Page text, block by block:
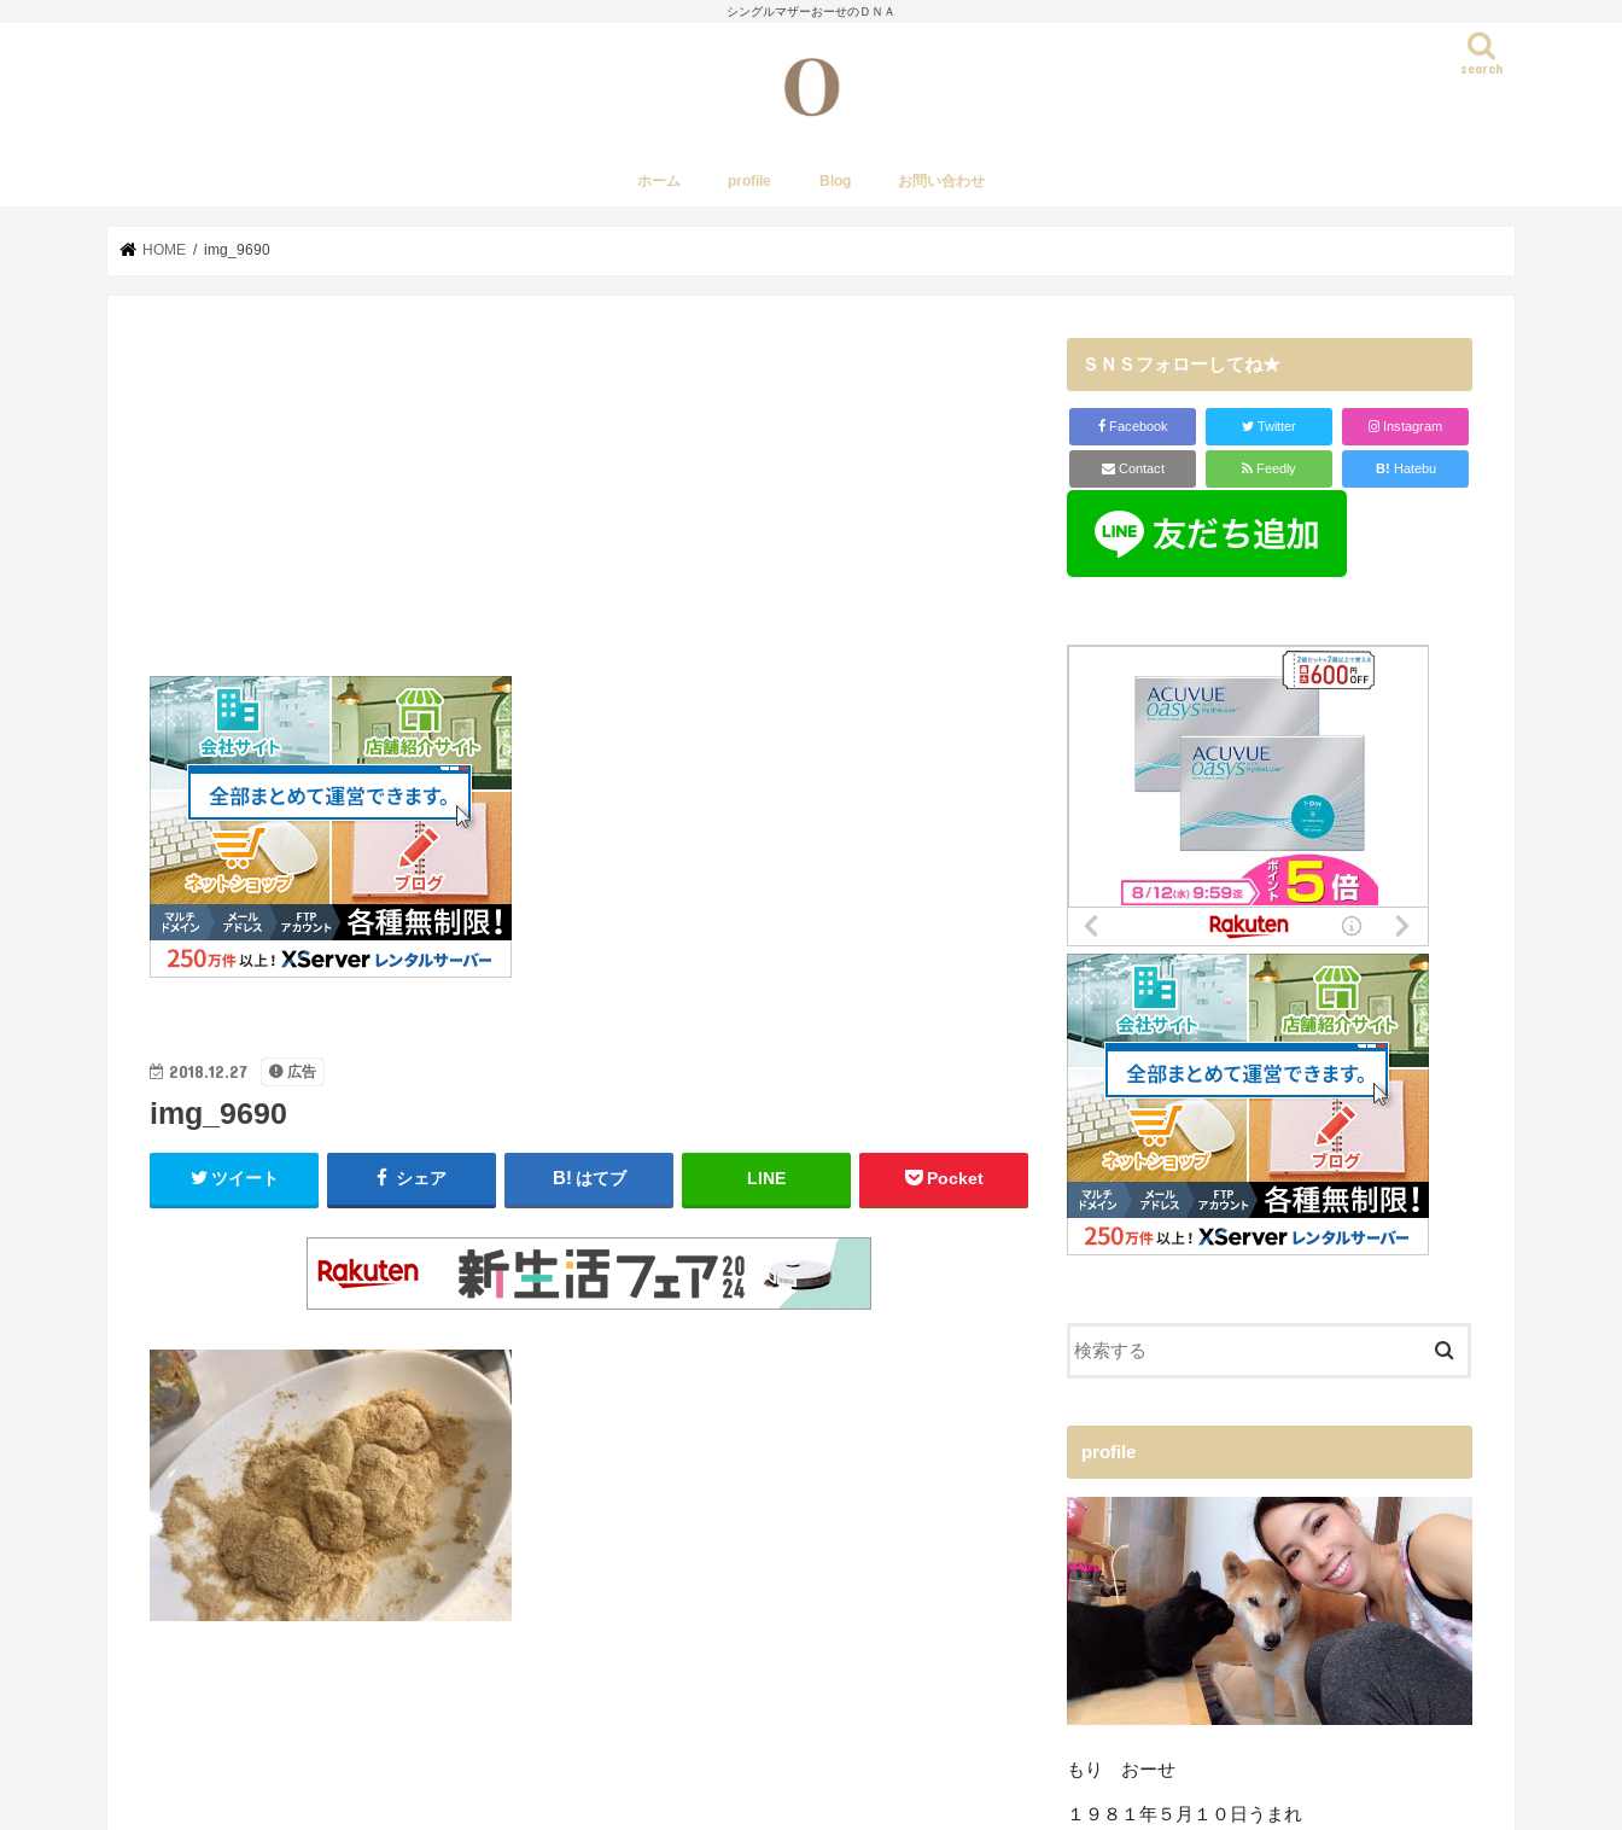
シングルマザーおーせのＤＮＡ
search
ホーム profile Blog お問い合わせ
HOME img_9690
2018.12.27 広告
img_9690
ツイート シェア はてブ LINE Pocket
ＳＮＳフォローしてね★
Facebook Twitter Instagram
Contact Feedly B! Hatebu
profile
もり おーせ
１９８１年５月１０日うまれ